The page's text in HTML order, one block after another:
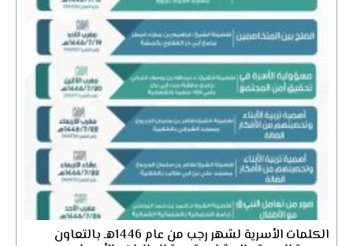
الكلمات الأسرية لشهر رجب من عام 1446هـ بالتعاون